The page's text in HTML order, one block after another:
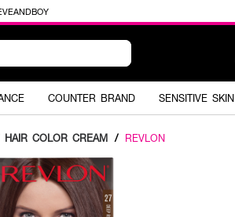
COUNTER BRAND SENSITIVE SKIN
HAIR COLOR CREAM / REVLON